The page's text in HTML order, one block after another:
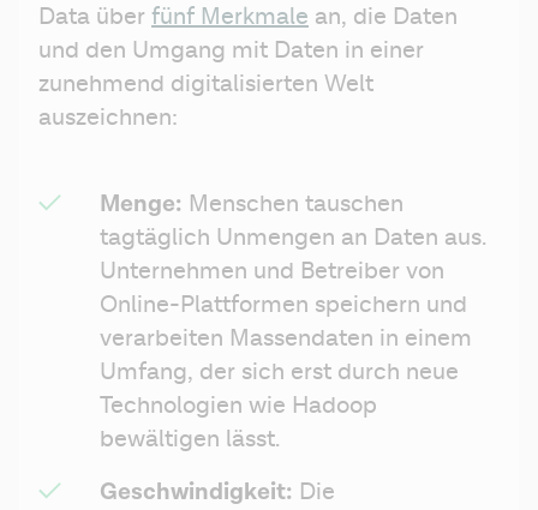
Data über fünf Merkmale an, die Daten
und den Umgang mit Daten in einer
zunehmend digitalisierten Welt
auszeichnen:
Menge: Menschen tauschen
tagtäglich Unmengen an Daten aus.
Unternehmen und Betreiber von
Online-Plattformen speichern und
verarbeiten Massendaten in einem
Umfang, der sich erst durch neue
Technologien wie Hadoop
bewältigen lässt.
Geschwindigkeit: Die